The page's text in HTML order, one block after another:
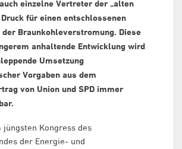
einzelne Vertreter der „alten
für einen entschlossenen
Braunkohleverstromung. Diese
anhaltende Entwicklung wird
Umsetzung
Vorgaben aus dem
von Union und SPD immer
jüngsten Kongress des
der Energie- und